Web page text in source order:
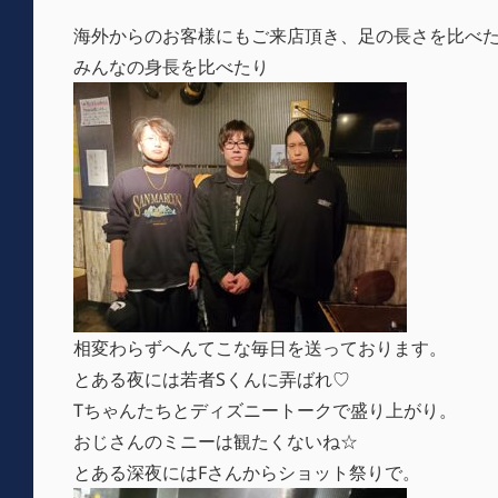
海外からのお客様にもご来店頂き、足の長さを比べた
みんなの身長を比べたり
相変わらずへんてこな毎日を送っております。
とある夜には若者Sくんに弄ばれ♡
Tちゃんたちとディズニートークで盛り上がり。
おじさんのミニーは観たくないね☆
とある深夜にはFさんからショット祭りで。